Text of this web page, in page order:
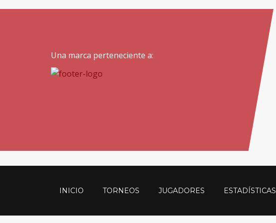
Una marca perteneciente a:
INICIO TORNEOS JUGADORES ESTADÍSTICAS